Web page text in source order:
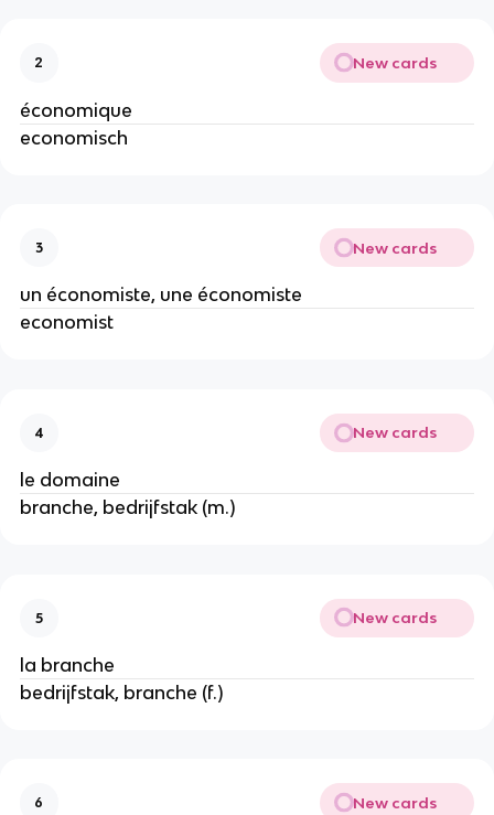
2 New cards
économique
economisch
3 New cards
un économiste, une économiste
economist
4 New cards
le domaine
branche, bedrijfstak (m.)
5 New cards
la branche
bedrijfstak, branche (f.)
6 New cards